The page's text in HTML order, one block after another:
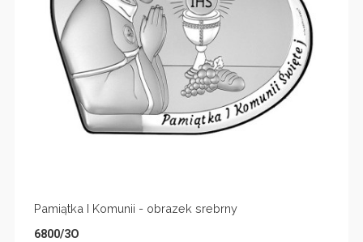
Pamiątka I Komunii - obrazek srebrny
6800/3O